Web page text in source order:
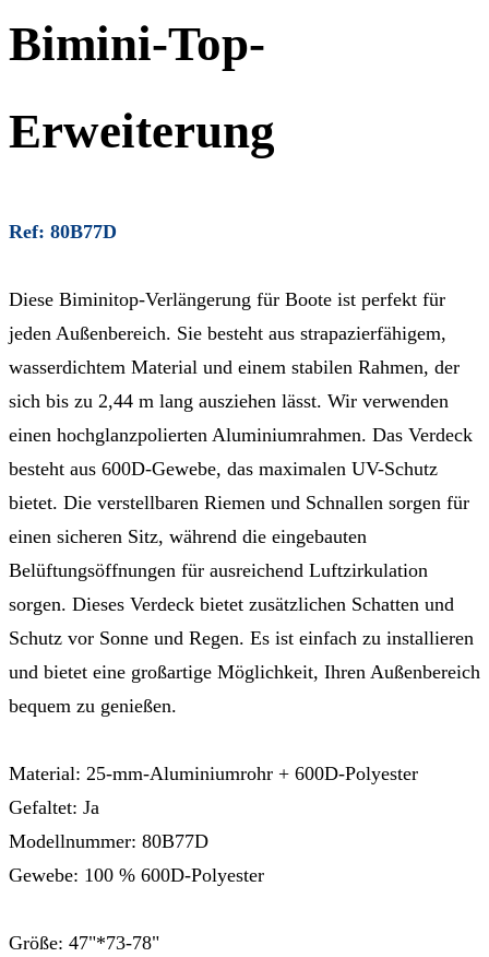
Bimini-Top-
Erweiterung
Ref: 80B77D
Diese Biminitop-Verlängerung für Boote ist perfekt für
jeden Außenbereich. Sie besteht aus strapazierfähigem,
wasserdichtem Material und einem stabilen Rahmen, der
sich bis zu 2,44 m lang ausziehen lässt. Wir verwenden
einen hochglanzpolierten Aluminiumrahmen. Das Verdeck
besteht aus 600D-Gewebe, das maximalen UV-Schutz
bietet. Die verstellbaren Riemen und Schnallen sorgen für
einen sicheren Sitz, während die eingebauten
Belüftungsöffnungen für ausreichend Luftzirkulation
sorgen. Dieses Verdeck bietet zusätzlichen Schatten und
Schutz vor Sonne und Regen. Es ist einfach zu installieren
und bietet eine großartige Möglichkeit, Ihren Außenbereich
bequem zu genießen.
Material: 25-mm-Aluminiumrohr + 600D-Polyester
Gefaltet: Ja
Modellnummer: 80B77D
Gewebe: 100 % 600D-Polyester
Größe: 47"*73-78"